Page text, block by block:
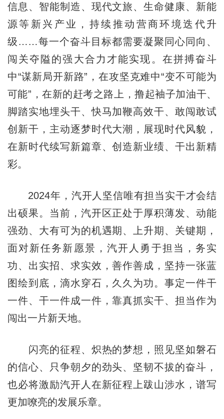
信息、智能制造、现代文旅、生命健康、新能
源等新兴产业，持续推动营商环境迭代升
级……每一个奋斗目标都需要凝聚同心同向、
闯关夺隘的强大合力才能实现。在拼搏奋斗
中“谋新局开新路”，在攻坚克难中“变不可能为
可能”，在新的赶考之路上，撸起袖子加油干、
脚踏实地埋头干、快马加鞭高效干、敢闯敢试
创新干，主动逐梦时代大潮，展现时代风貌，
在新时代续写新篇章、创造新业绩、干出新精
彩。
2024年，汽开人坚信唯有担当实干才会结
出硕果。当前，汽开区正处于厚积薄发、动能
强劲、大有可为的机遇期、上升期、关键期，
面对新任务新愿景，汽开人勇于担当，务实
功、出实招、求实效，善作善成，坚持一张蓝
图绘到底，滴水穿石，久久为功。事定一件干
一件、干一件成一件，靠真抓实干、担当作为
闯出一片新天地。
闪亮的征程、炽热的梦想，照见坚如磐石
的信心、只争朝夕的劲头、坚韧不拔的奋斗，
也必将激励汽开人在新征程上跋山涉水，谱写
更加嘹亮的发展乐章。